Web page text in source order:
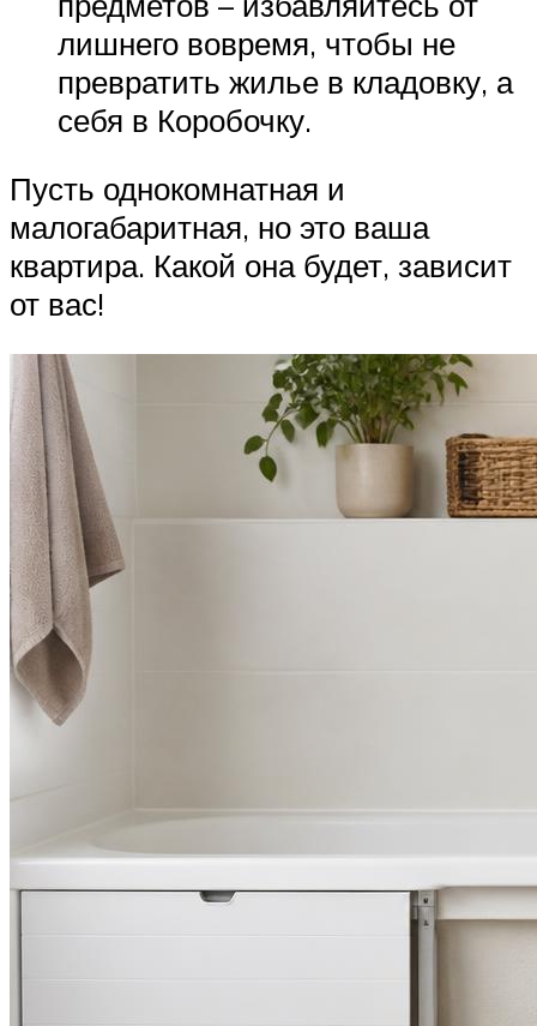
лишнего вовремя, чтобы не
превратить жилье в кладовку, а
себя в Коробочку.
Пусть однокомнатная и
малогабаритная, но это ваша
квартира. Какой она будет, зависит
от вас!